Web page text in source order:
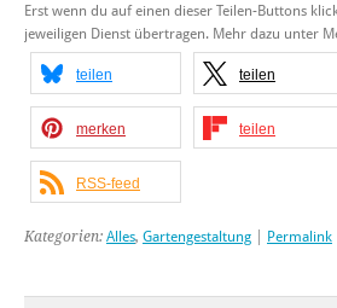
Erst wenn du auf einen dieser Teilen-Buttons
jeweiligen Dienst übertragen. Mehr dazu unter
teilen teilen
merken teilen
RSS-feed
Kategorien: Alles, Gartengestaltung Permalink